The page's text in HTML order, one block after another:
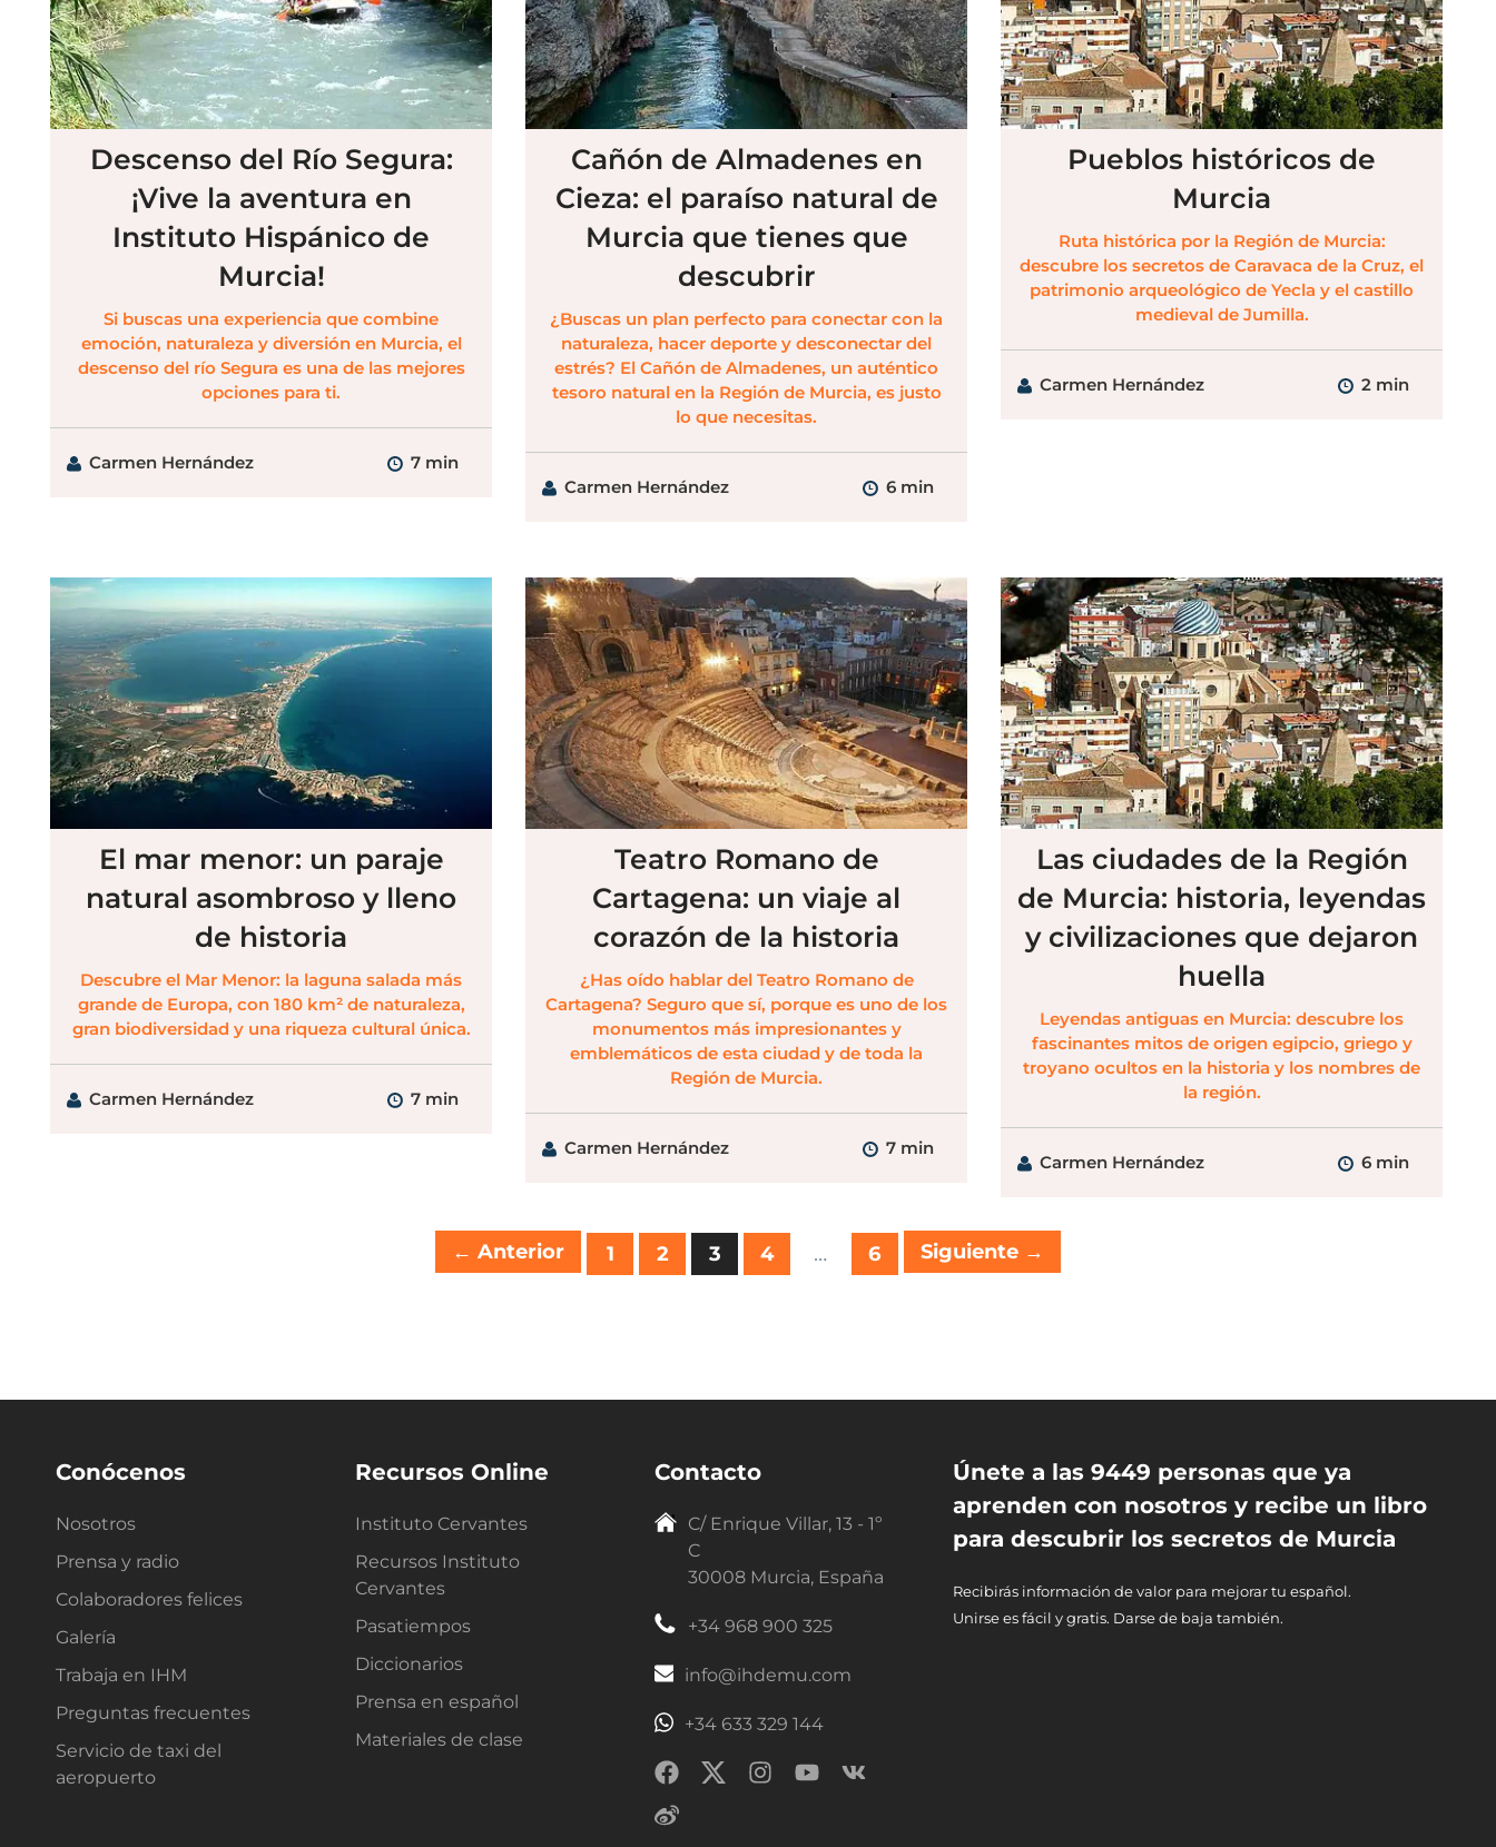
Descenso del Río Segura:
¡Vive la aventura en
Instituto Hispánico de
Murcia!
Si buscas una experiencia que combine
emoción, naturaleza y diversión en Murcia, el
descenso del río Segura es una de las mejores
opciones para ti.
Carmen Hernández 7 min
Cañón de Almadenes en
Cieza: el paraíso natural de
Murcia que tienes que
descubrir
¿Buscas un plan perfecto para conectar con la
naturaleza, hacer deporte y desconectar del
estrés? El Cañón de Almadenes, un auténtico
tesoro natural en la Región de Murcia, es justo
lo que necesitas.
Carmen Hernández 6 min
Pueblos históricos de
Murcia
Ruta histórica por la Región de Murcia:
descubre los secretos de Caravaca de la Cruz, el
patrimonio arqueológico de Yecla y el castillo
medieval de Jumilla.
Carmen Hernández 2 min
El mar menor: un paraje
natural asombroso y lleno
de historia
Descubre el Mar Menor: la laguna salada más
grande de Europa, con 180 km² de naturaleza,
gran biodiversidad y una riqueza cultural única.
Carmen Hernández 7 min
Teatro Romano de
Cartagena: un viaje al
corazón de la historia
¿Has oído hablar del Teatro Romano de
Cartagena? Seguro que sí, porque es uno de los
monumentos más impresionantes y
emblemáticos de esta ciudad y de toda la
Región de Murcia.
Carmen Hernández 7 min
Las ciudades de la Región
de Murcia: historia, leyendas
y civilizaciones que dejaron
huella
Leyendas antiguas en Murcia: descubre los
fascinantes mitos de origen egipcio, griego y
troyano ocultos en la historia y los nombres de
la región.
Carmen Hernández 6 min
← Anterior 1 2 3 4 … 6 Siguiente →
Conócenos
Nosotros
Prensa y radio
Colaboradores felices
Galería
Trabaja en IHM
Preguntas frecuentes
Servicio de taxi del
aeropuerto
Recursos Online
Instituto Cervantes
Recursos Instituto
Cervantes
Pasatiempos
Diccionarios
Prensa en español
Materiales de clase
Contacto
C/ Enrique Villar, 13 - 1º
C
30008 Murcia, España
+34 968 900 325
info@ihdemu.com
+34 633 329 144
Únete a las 9449 personas que ya
aprenden con nosotros y recibe un libro
para descubrir los secretos de Murcia
Recibirás información de valor para mejorar tu español.
Unirse es fácil y gratis. Darse de baja también.